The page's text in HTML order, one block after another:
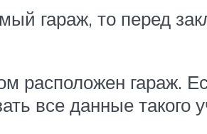
гараж, то перед
расположен гараж.
все данные такого